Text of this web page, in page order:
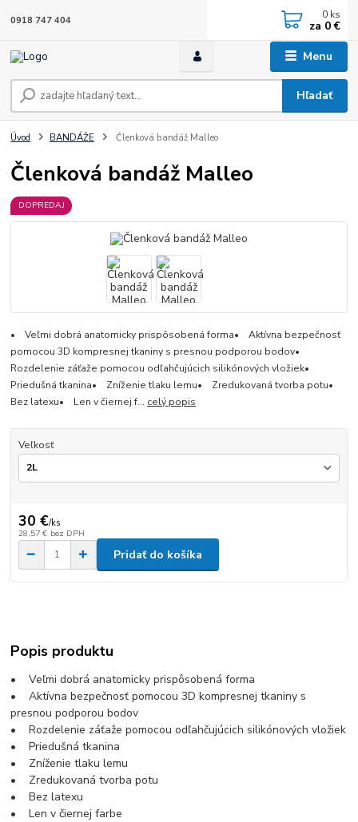
Menu
Hľadať
0918 747 404 0 ks
za 0 €
Úvod BANDÁŽE Členková bandáž Malleo
Členková bandáž Malleo
DOPREDAJ
• Veľmi dobrá anatomicky prispôsobená forma• Aktívna bezpečnosť
pomocou 3D kompresnej tkaniny s presnou podporou bodov•
Rozdelenie záťaže pomocou odľahčujúcich silikónových vložiek•
Priedušná tkanina• Zníženie tlaku lemu• Zredukovaná tvorba potu•
Bez latexu• Len v čiernej f... celý popis
Veľkosť
30 €/ks
28,57 € bez DPH
Pridať do košíka
Popis produktu
• Veľmi dobrá anatomicky prispôsobená forma
• Aktívna bezpečnosť pomocou 3D kompresnej tkaniny s
presnou podporou bodov
• Rozdelenie záťaže pomocou odľahčujúcich silikónových vložiek
• Priedušná tkanina
• Zníženie tlaku lemu
• Zredukovaná tvorba potu
• Bez latexu
• Len v čiernej farbe